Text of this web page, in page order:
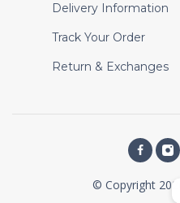
Delivery Information
Track Your Order
Return & Exchanges
© Copyright